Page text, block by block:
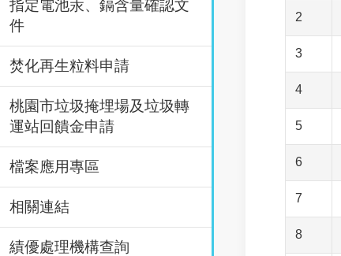
指定電池汞、鎘含量確認文
件
焚化再生粒料申請
桃園市垃圾掩埋場及垃圾轉
運站回饋金申請
檔案應用專區
相關連結
績優處理機構查詢
2
3
4
5
6
7
8